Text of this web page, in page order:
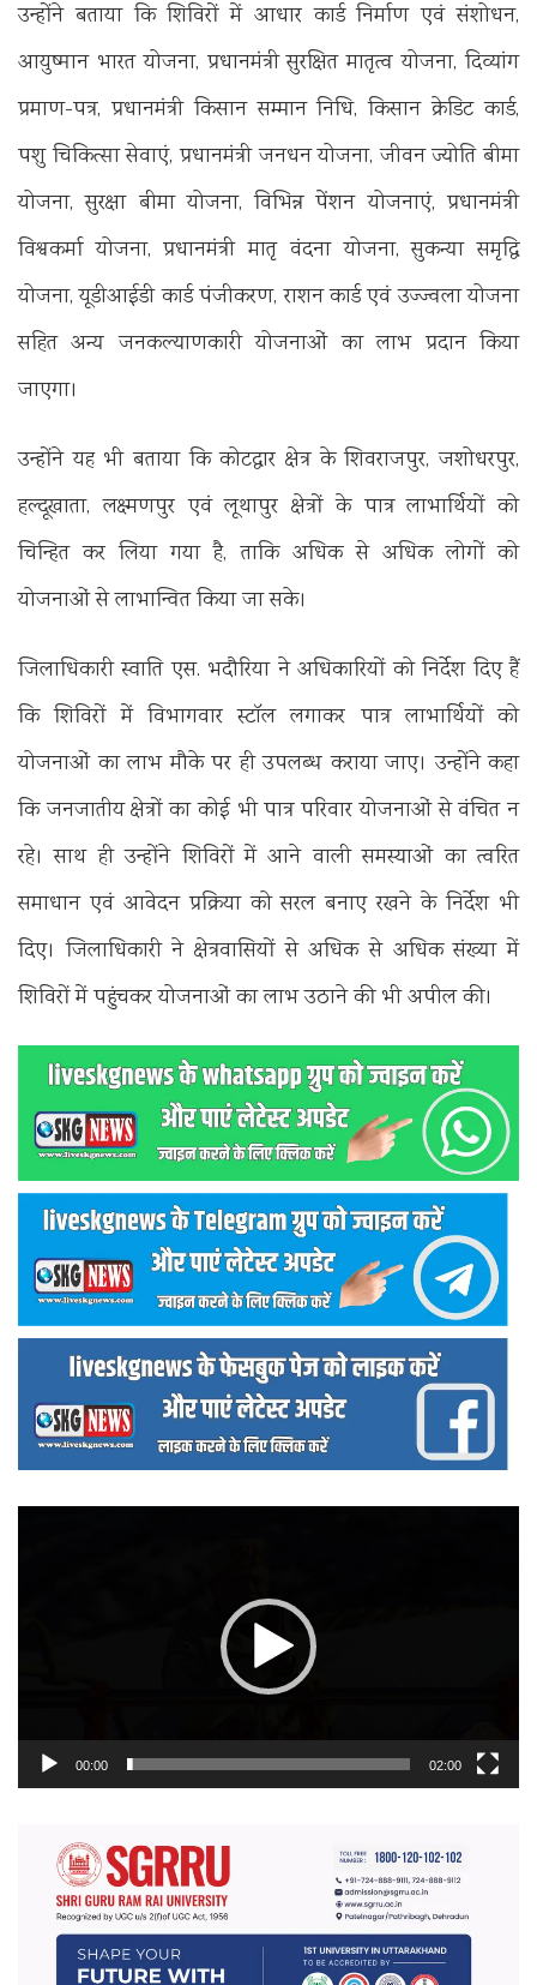
उन्होंने बताया कि शिविरों में आधार कार्ड निर्माण एवं संशोधन,
आयुष्मान भारत योजना, प्रधानमंत्री सुरक्षित मातृत्व योजना, दिव्यांग
प्रमाण-पत्र, प्रधानमंत्री किसान सम्मान निधि, किसान क्रेडिट कार्ड,
पशु चिकित्सा सेवाएं, प्रधानमंत्री जनधन योजना, जीवन ज्योति बीमा
योजना, सुरक्षा बीमा योजना, विभिन्न पेंशन योजनाएं, प्रधानमंत्री
विश्वकर्मा योजना, प्रधानमंत्री मातृ वंदना योजना, सुकन्या समृद्धि
योजना, यूडीआईडी कार्ड पंजीकरण, राशन कार्ड एवं उज्ज्वला योजना
सहित अन्य जनकल्याणकारी योजनाओं का लाभ प्रदान किया
जाएगा।
उन्होंने यह भी बताया कि कोटद्वार क्षेत्र के शिवराजपुर, जशोधरपुर,
हल्दूखाता, लक्ष्मणपुर एवं लूथापुर क्षेत्रों के पात्र लाभार्थियों को
चिन्हित कर लिया गया है, ताकि अधिक से अधिक लोगों को
योजनाओं से लाभान्वित किया जा सके।
जिलाधिकारी स्वाति एस. भदौरिया ने अधिकारियों को निर्देश दिए हैं
कि शिविरों में विभागवार स्टॉल लगाकर पात्र लाभार्थियों को
योजनाओं का लाभ मौके पर ही उपलब्ध कराया जाए। उन्होंने कहा
कि जनजातीय क्षेत्रों का कोई भी पात्र परिवार योजनाओं से वंचित न
रहे। साथ ही उन्होंने शिविरों में आने वाली समस्याओं का त्वरित
समाधान एवं आवेदन प्रक्रिया को सरल बनाए रखने के निर्देश भी
दिए। जिलाधिकारी ने क्षेत्रवासियों से अधिक से अधिक संख्या में
शिविरों में पहुंचकर योजनाओं का लाभ उठाने की भी अपील की।
00:00 02:00